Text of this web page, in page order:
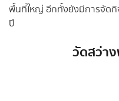
พื้นที่ใหญ่ อีกทั้งยังมีการจัด
ปี
วัดสว่า